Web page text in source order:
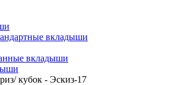
вкладыши
вкладыши
кубок - Эскиз-17